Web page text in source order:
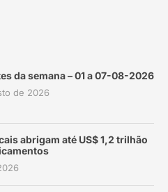
da semana – 01 a 07-08-2026
de 2026
abrigam até US$ 1,2 trilhão